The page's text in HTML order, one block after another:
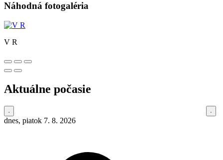
Náhodná fotogaléria
V R
Aktuálne počasie
dnes, piatok 7. 8. 2026